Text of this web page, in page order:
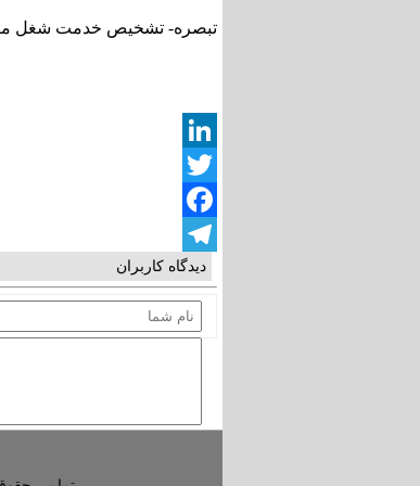
تبصره- تشخیص خدمت شغل
LinkedIn
Twitter
Facebook
Telegram
دیدگاه کاربران